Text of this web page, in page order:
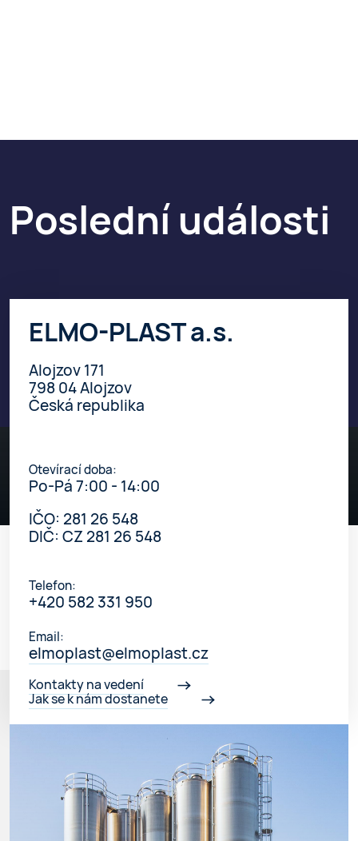
Poslední události
ELMO-PLAST a.s.
Alojzov 171
798 04 Alojzov
Česká republika
Otevírací doba:
Po-Pá 7:00 - 14:00
IČO: 281 26 548
DIČ: CZ 281 26 548
Telefon:
+420 582 331 950
Email:
elmoplast@elmoplast.cz
Kontakty na vedení
Jak se k nám dostanete